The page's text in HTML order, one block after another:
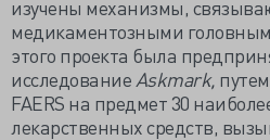
изучены механизмы,
медикаментозными
этого проекта была
исследование Askmark,
FAERS на предмет 30
лекарственных средств,